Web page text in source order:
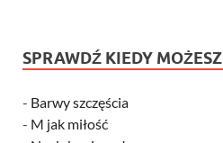
SPRAWDŹ KIEDY
- Barwy szczęścia
- M jak miłość